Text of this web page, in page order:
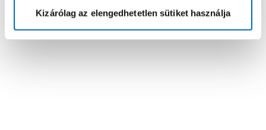
Kizárólag az elengedhetetlen sütiket használja